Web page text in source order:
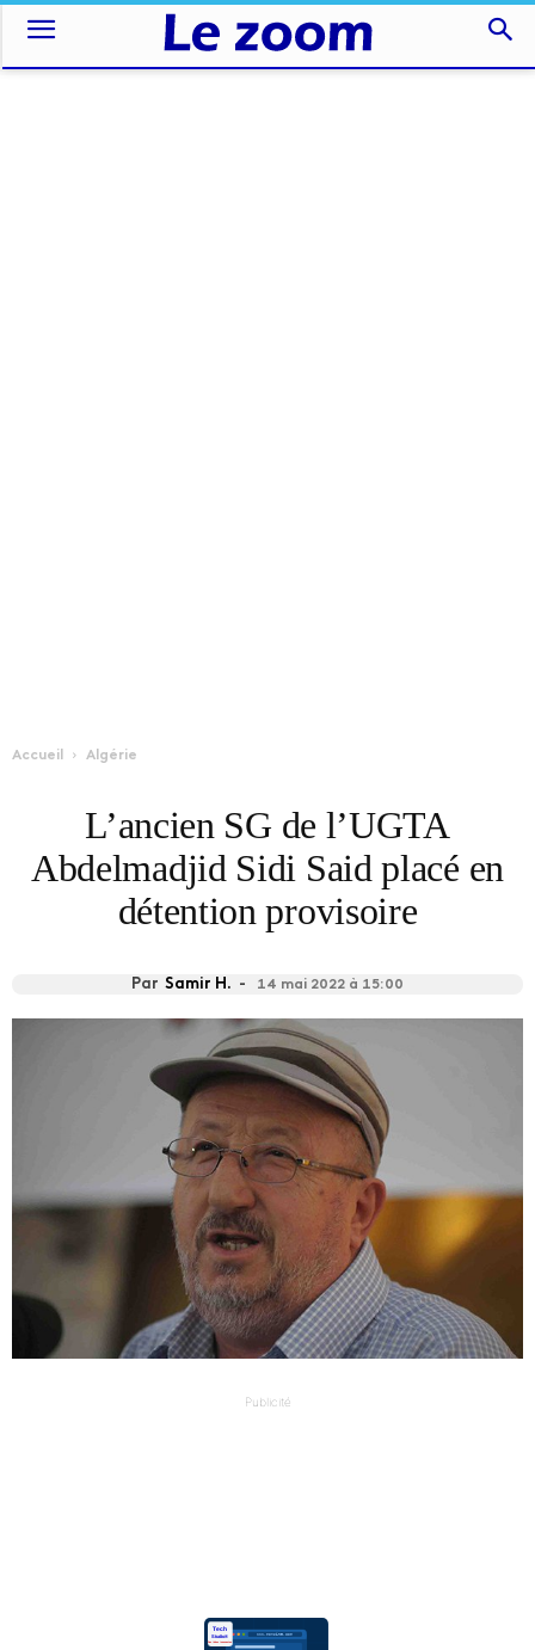
Accueil Algérie
L’ancien SG de l’UGTA
Abdelmadjid Sidi Said placé en
détention provisoire
Par Samir H. - 14 mai 2022 à 15:00
Publicité